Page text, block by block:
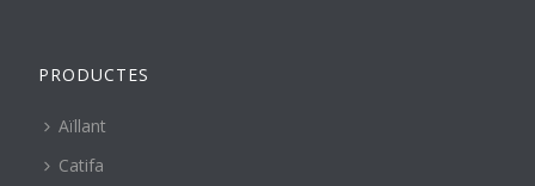
PRODUCTES
Aïllant
Catifa